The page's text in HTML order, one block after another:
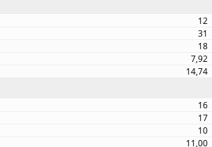
12
31
18
7,92
14,74
16
17
10
11,00